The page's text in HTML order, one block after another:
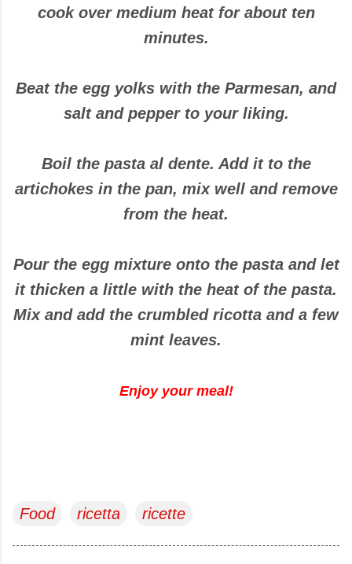
cook over medium heat for about ten
minutes.
Beat the egg yolks with the Parmesan, and
salt and pepper to your liking.
Boil the pasta al dente. Add it to the
artichokes in the pan, mix well and remove
from the heat.
Pour the egg mixture onto the pasta and let
it thicken a little with the heat of the pasta.
Mix and add the crumbled ricotta and a few
mint leaves.
Enjoy your meal!
Food ricetta ricette